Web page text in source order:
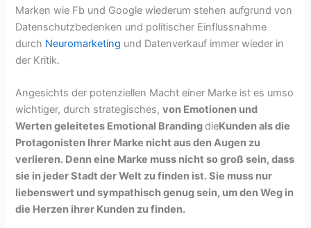
Marken wie Fb und Google wiederum stehen aufgrund von
Datenschutzbedenken und politischer Einflussnahme
durch Neuromarketing und Datenverkauf immer wieder in
der Kritik.
Angesichts der potenziellen Macht einer Marke ist es umso
wichtiger, durch strategisches,von Emotionen und
Werten geleitetes Emotional BrandingdieKunden als die
Protagonisten Ihrer Marke nicht aus den Augen zu
verlieren. Denn eine Marke muss nicht so groß sein, dass
sie in jeder Stadt der Welt zu finden ist. Sie muss nur
liebenswert und sympathisch genug sein, um den Weg in
die Herzen ihrer Kunden zu finden.